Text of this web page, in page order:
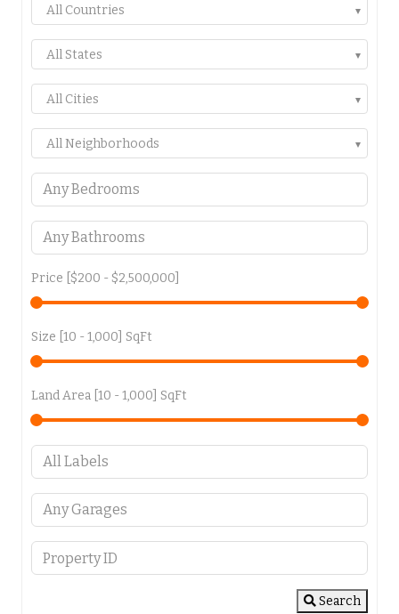
All Countries
All States
All Cities
All Neighborhoods
Price [ $200 - $2,500,000
Size [ 10 - 1,000 ] SqFt
Land Area [ 10 - 1,000 ] SqFt
Search